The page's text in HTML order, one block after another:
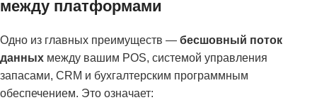
между платформами
Одно из главных преимуществ — бесшовный поток
данных между вашим POS, системой управления
запасами, CRM и бухгалтерским программным
обеспечением. Это означает: